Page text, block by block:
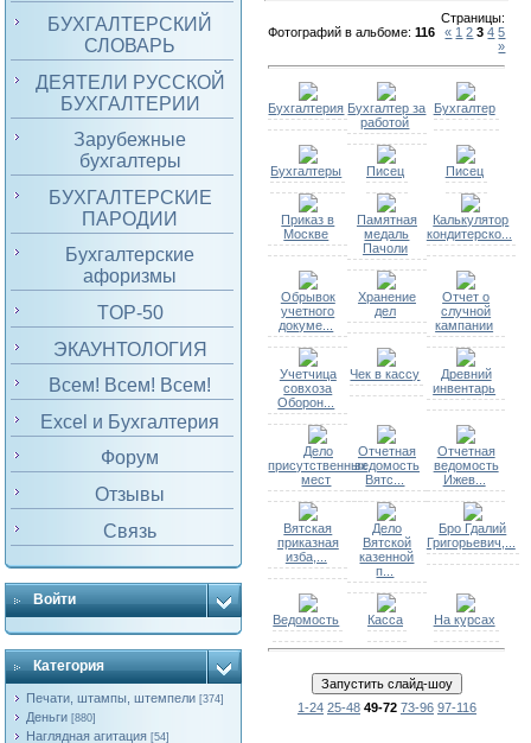
БУХГАЛТЕРСКИЙ
СЛОВАРЬ
ДЕЯТЕЛИ РУССКОЙ
БУХГАЛТЕРИИ
Зарубежные
бухгалтеры
БУХГАЛТЕРСКИЕ
ПАРОДИИ
Бухгалтерские
афоризмы
TOP-50
ЭКАУНТОЛОГИЯ
Всем! Всем! Всем!
Excel и Бухгалтерия
Форум
Отзывы
Связь
Войти
Категория
Печати, штампы, штемпели [374]
Деньги [880]
Наглядная агитация [54]
Фотографий в альбоме:116
Страницы:
« 1 2 3 4 5
»
Бухгалтерия Бухгалтер за
работой
Бухгалтер
Бухгалтеры Писец Писец
Приказ в
Москве
Памятная
медаль
Пачоли
Калькулятор
кондитерско...
Обрывок
учетного
докуме...
Хранение
дел
Отчет о
случной
кампании
Учетчица
совхоза
Оборон...
Чек в кассу
Древний
инвентарь
Дело
присутственных
мест
Отчетная
ведомость
Вятс...
Отчетная
ведомость
Ижев...
Вятская
приказная
изба,...
Дело
Вятской
казенной
п...
Бро Гдалий
Григорьевич,...
Ведомость Касса На курсах
1-24 25-48 49-72 73-96 97-116